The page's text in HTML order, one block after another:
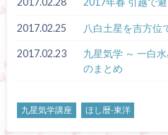
2017.02.25 八白土星を吉方位
2017.02.23
九星気学 ～ 一白
のまとめ
九星気学講座 ほし暦-東洋